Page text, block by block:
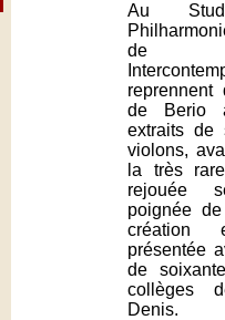
Au
de
reprennent
de Berio
extraits de
violons,
la très
rejouée
poignée
création
présentée
de
collèges
Denis.